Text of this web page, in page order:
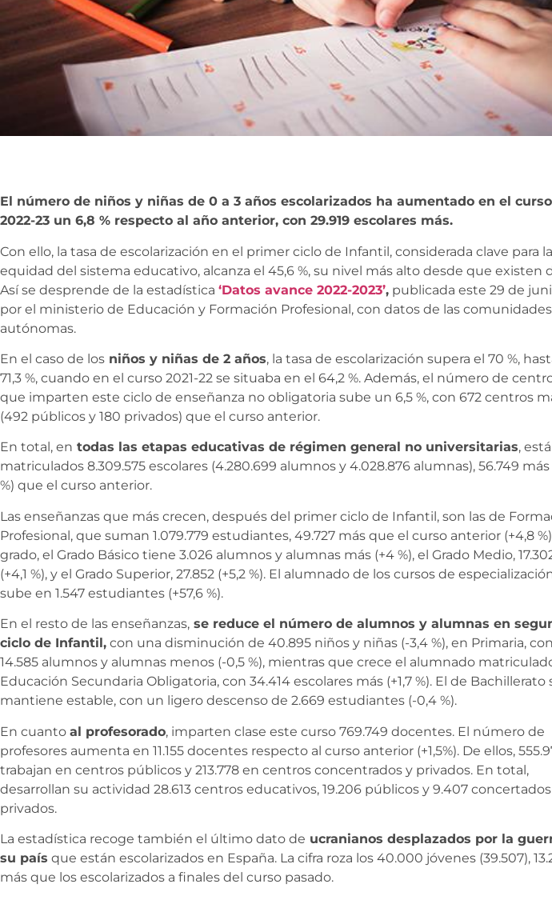
El número de niños y niñas de 0 a 3 años escolarizados ha aumentado en el curso
2022-23 un 6,8 % respecto al año anterior, con 29.919 escolares más.
Con ello, la tasa de escolarización en el primer ciclo de Infantil, considerada clave para la
equidad del sistema educativo, alcanza el 45,6 %, su nivel más alto desde que existen
Así se desprende de la estadística ‘Datos avance 2022-2023’, publicada este 29 de
por el ministerio de Educación y Formación Profesional, con datos de las comunidades
autónomas.
En el caso de los niños y niñas de 2 años, la tasa de escolarización supera el 70 %,
71,3 %, cuando en el curso 2021-22 se situaba en el 64,2 %. Además, el número de
que imparten este ciclo de enseñanza no obligatoria sube un 6,5 %, con 672 centros
(492 públicos y 180 privados) que el curso anterior.
En total, en todas las etapas educativas de régimen general no universitarias,
matriculados 8.309.575 escolares (4.280.699 alumnos y 4.028.876 alumnas), 56.749 más
%) que el curso anterior.
Las enseñanzas que más crecen, después del primer ciclo de Infantil, son las de
Profesional, que suman 1.079.779 estudiantes, 49.727 más que el curso anterior (+4,8
grado, el Grado Básico tiene 3.026 alumnos y alumnas más (+4 %), el Grado Medio,
(+4,1 %), y el Grado Superior, 27.852 (+5,2 %). El alumnado de los cursos de
sube en 1.547 estudiantes (+57,6 %).
En el resto de las enseñanzas, se reduce el número de alumnos y alumnas en
ciclo de Infantil, con una disminución de 40.895 niños y niñas (-3,4 %), en Primaria, con
14.585 alumnos y alumnas menos (-0,5 %), mientras que crece el alumnado
Educación Secundaria Obligatoria, con 34.414 escolares más (+1,7 %). El de Bachillerato
mantiene estable, con un ligero descenso de 2.669 estudiantes (-0,4 %).
En cuanto al profesorado, imparten clase este curso 769.749 docentes. El número de
profesores aumenta en 11.155 docentes respecto al curso anterior (+1,5%). De ellos,
trabajan en centros públicos y 213.778 en centros concentrados y privados. En total,
desarrollan su actividad 28.613 centros educativos, 19.206 públicos y 9.407
privados.
La estadística recoge también el último dato de ucranianos desplazados por la
su país que están escolarizados en España. La cifra roza los 40.000 jóvenes (39.507),
más que los escolarizados a finales del curso pasado.